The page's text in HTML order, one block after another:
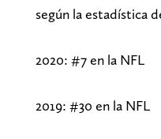
según la estadística
2020: #7 en la NFL
2019: #30 en la NFL